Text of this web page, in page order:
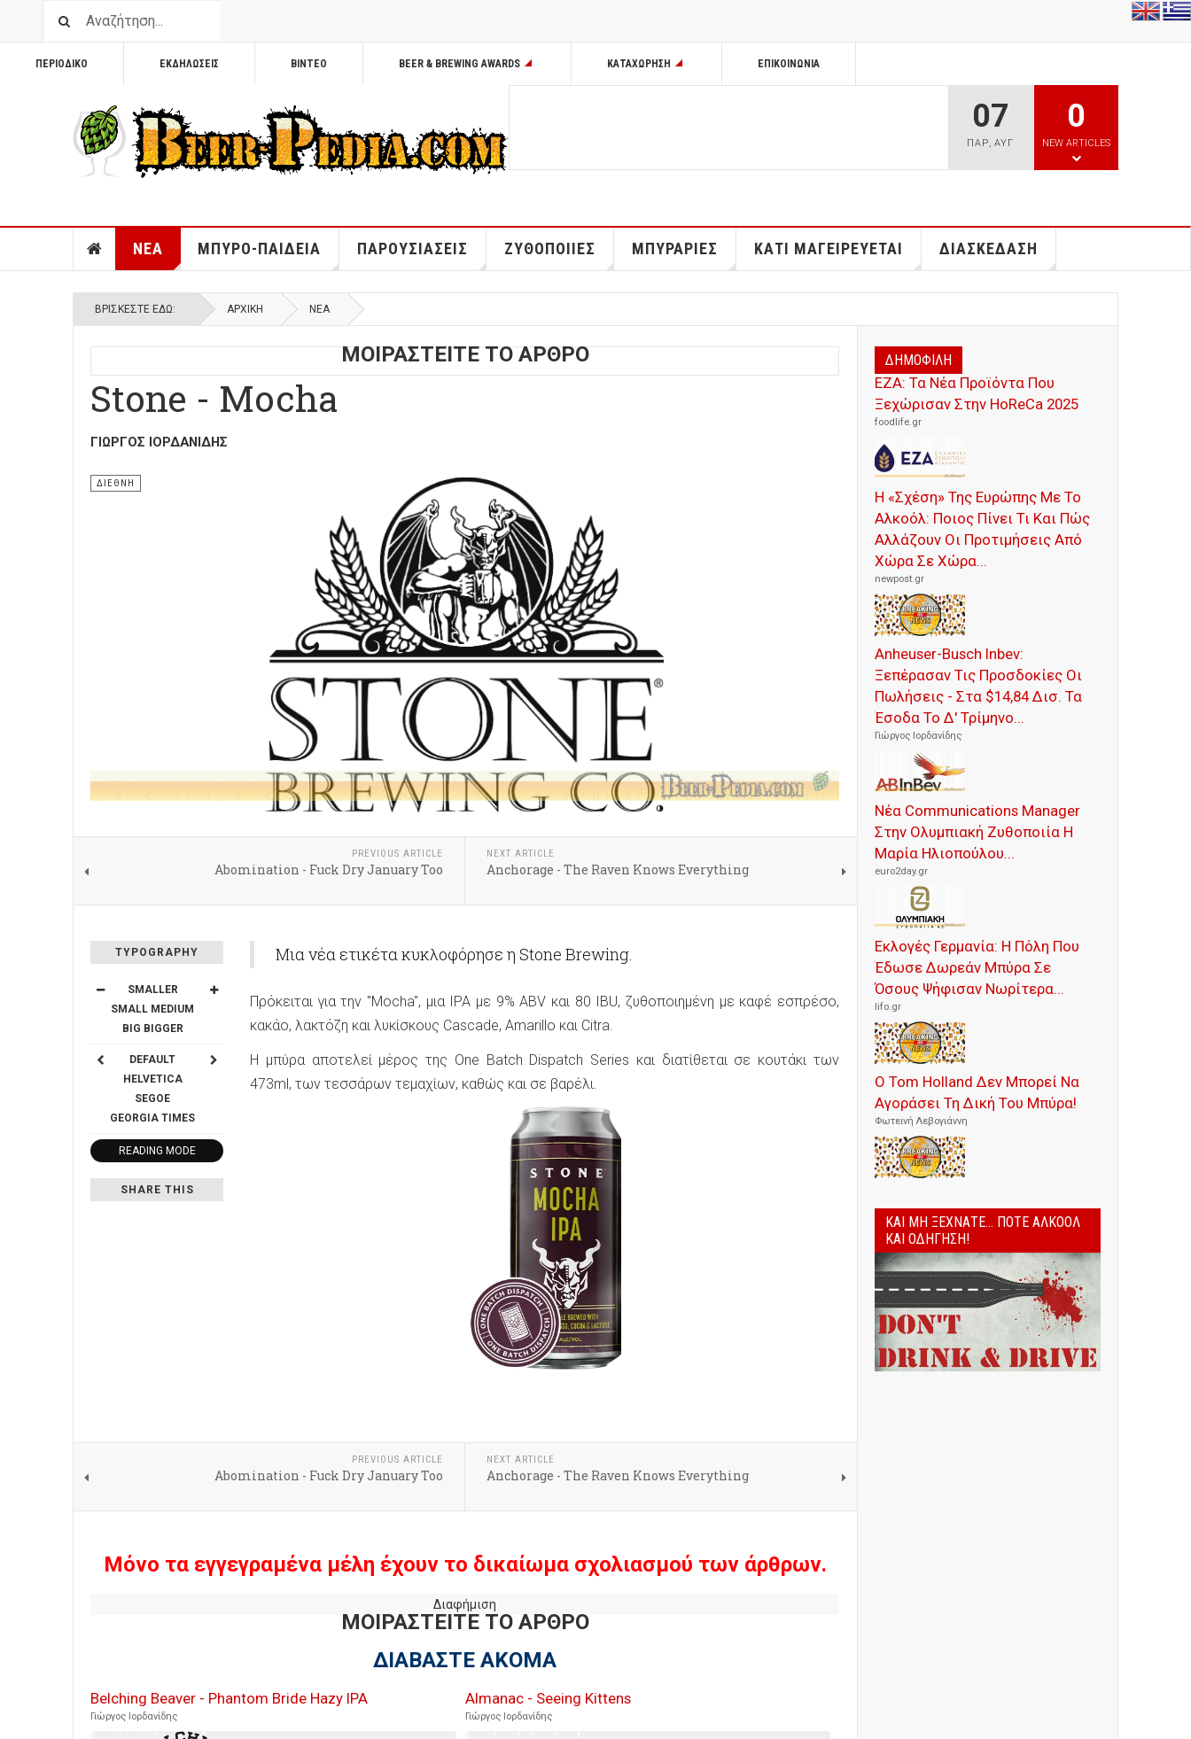
ΠΕΡΙΟΔΙΚΟ ΕΚΔΗΛΩΣΕΙΣ ΒΙΝΤΕΟ BEER & BREWING AWARDS ΚΑΤΑΧΩΡΗΣΗ ΕΠΙΚΟΙΝΩΝΊΑ
07
ΠΑΡ,ΑΥΓ
0
NEW ARTICLES
ΝΕΑ ΜΠΥΡΟ-ΠΑΙΔΕΙΑ ΠΑΡΟΥΣΙΑΣΕΙΣ ΖΥΘΟΠΟΙΙΕΣ ΜΠΥΡΑΡΙΕΣ ΚΑΤΙ ΜΑΓΕΙΡΕΥΕΤΑΙ ΔΙΑΣΚΕΔΑΣΗ
ΒΡΊΣΚΕΣΤΕ ΕΔΏ: ΑΡΧΙΚΉ ΝΕΑ
ΜΟΙΡΑΣΤΕΙΤΕ ΤΟ ΑΡΘΡΟ
Stone - Mocha
ΓΙΏΡΓΟΣ ΙΟΡΔΑΝΊΔΗΣ
ΔΙΕΘΝΗ
PREVIOUS ARTICLE
Abomination - Fuck Dry January Too
NEXT ARTICLE
Anchorage - The Raven Knows Everything
TYPOGRAPHY
SMALLER
SMALL MEDIUM
BIG BIGGER
DEFAULT
HELVETICA
SEGOE
GEORGIA TIMES
READING MODE
SHARE THIS
Μια νέα ετικέτα κυκλοφόρησε η Stone Brewing.
Πρόκειται για την "Mocha", μια IPA με 9% ABV και 80 IBU, ζυθοποιημένη με καφέ εσπρέσο,
κακάο, λακτόζη και λυκίσκους Cascade, Amarillo και Citra.
Η μπύρα αποτελεί μέρος της One Batch Dispatch Series και διατίθεται σε κουτάκι των
473ml, των τεσσάρων τεμαχίων, καθώς και σε βαρέλι.
PREVIOUS ARTICLE
Abomination - Fuck Dry January Too
NEXT ARTICLE
Anchorage - The Raven Knows Everything
Μόνο τα εγγεγραμένα μέλη έχουν το δικαίωμα σχολιασμού των άρθρων.
Διαφήμιση
ΜΟΙΡΑΣΤΕΙΤΕ ΤΟ ΑΡΘΡΟ
ΔΙΑΒΑΣΤΕ ΑΚΟΜΑ
Belching Beaver - Phantom Bride Hazy IPA
Γιώργος Ιορδανίδης
Almanac - Seeing Kittens
Γιώργος Ιορδανίδης
ΔΗΜΟΦΙΛΗ
ΕΖΑ: Τα Νέα Προϊόντα Που
Ξεχώρισαν Στην HoReCa 2025
foodlife.gr
Η «Σχέση» Της Ευρώπης Με Το
Αλκοόλ: Ποιος Πίνει Τι Και Πώς
Αλλάζουν Οι Προτιμήσεις Από
Χώρα Σε Χώρα...
newpost.gr
Anheuser-Busch Inbev:
Ξεπέρασαν Τις Προσδοκίες Οι
Πωλήσεις - Στα $14,84 Δισ. Τα
Έσοδα Το Δ' Τρίμηνο...
Γιώργος Ιορδανίδης
Νέα Communications Manager
Στην Ολυμπιακή Ζυθοποιία Η
Μαρία Ηλιοπούλου...
euro2day.gr
Εκλογές Γερμανία: Η Πόλη Που
Έδωσε Δωρεάν Μπύρα Σε
Όσους Ψήφισαν Νωρίτερα...
lifo.gr
Ο Tom Holland Δεν Μπορεί Να
Αγοράσει Τη Δική Του Μπύρα!
Φωτεινή Λεβογιάννη
ΚΑΙ ΜΗ ΞΕΧΝΆΤΕ... ΠΟΤΈ ΑΛΚΟΌΛ
ΚΑΙ ΟΔΉΓΗΣΗ!